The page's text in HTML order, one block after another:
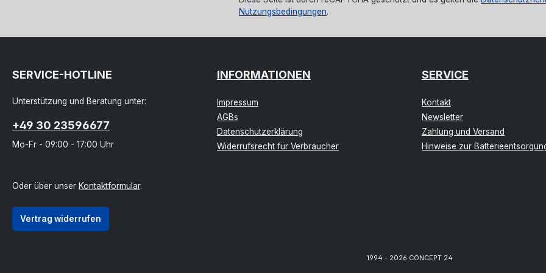
Nutzungsbedingungen.
SERVICE-HOTLINE
Unterstützung und Beratung unter:
+49 30 23596677
Mo-Fr - 09:00 - 17:00 Uhr
Oder über unser Kontaktformular.
Vertrag widerrufen
INFORMATIONEN
Impressum
AGBs
Datenschutzerklärung
Widerrufsrecht für Verbraucher
SERVICE
Kontakt
Newsletter
Zahlung und Versand
Hinweise zur
1994 - 2026 CONCEPT 24